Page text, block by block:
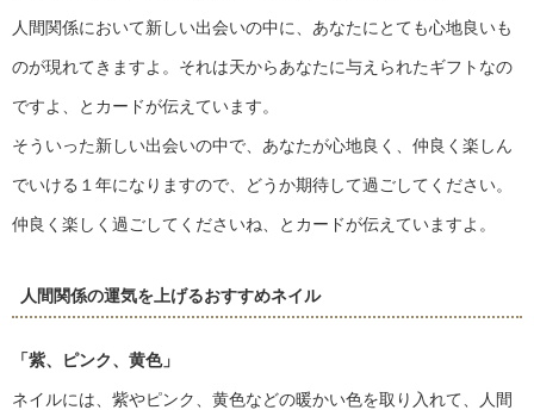
人間関係において新しい出会いの中に、あなたにとても心地良いも
のが現れてきますよ。それは天からあなたに与えられたギフトなの
ですよ、とカードが伝えています。
そういった新しい出会いの中で、あなたが心地良く、仲良く楽しん
でいける１年になりますので、どうか期待して過ごしてください。
仲良く楽しく過ごしてくださいね、とカードが伝えていますよ。
人間関係の運気を上げるおすすめネイル
「紫、ピンク、黄色」
ネイルには、紫やピンク、黄色などの暖かい色を取り入れて、人間